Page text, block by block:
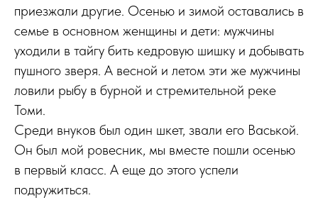
приезжали другие. Осенью и зимой оставались в
семье в основном женщины и дети: мужчины
уходили в тайгу бить кедровую шишку и добывать
пушного зверя. А весной и летом эти же мужчины
ловили рыбу в бурной и стремительной реке
Томи.
Среди внуков был один шкет, звали его Васькой.
Он был мой ровесник, мы вместе пошли осенью
в первый класс. А еще до этого успели
подружиться.